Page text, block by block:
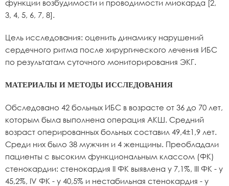
функции возбудимости и проводимости миокарда [2,
3, 4, 5, 6, 7, 8].
Цель исследования: оценить динамику нарушений
сердечного ритма после хирургического лечения ИБС
по результатам суточного мониторирования ЭКГ.
МАТЕРИАЛЫ И МЕТОДЫ ИССЛЕДОВАНИЯ
Обследовано 42 больных ИБС в возрасте от 36 до 70 лет,
которым была выполнена операция АКШ. Средний
возраст оперированных больных составил 49,4±1,9 лет.
Среди них было 38 мужчин и 4 женщины. Преобладали
пациенты с высоким функциональным классом (ФК)
стенокардии: стенокардия II ФК выявлена у 7,1%, III ФК - у
45,2%, IV ФК - у 40,5% и нестабильная стенокардия - у